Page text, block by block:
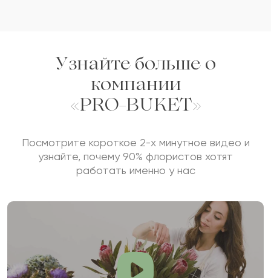
Узнайте больше о
компании
«PRO-BUKET»
Посмотрите короткое 2-х минутное видео и
узнайте, почему 90% флористов хотят
работать именно у нас